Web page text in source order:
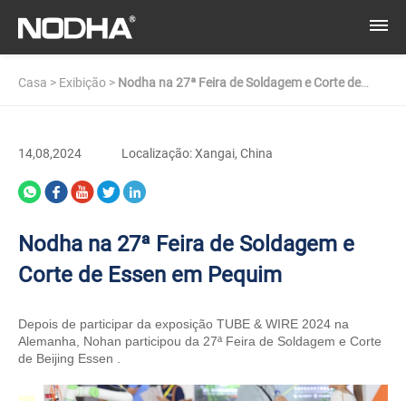
Casa > Exibição > Nodha na 27ª Feira de Soldagem e Corte de
14,08,2024
Localização: Xangai, China
Nodha na 27ª Feira de Soldagem e
Corte de Essen em Pequim
Depois de participar da exposição TUBE & WIRE 2024 na
Alemanha, Nohan participou da 27ª Feira de Soldagem e Corte
de Beijing Essen